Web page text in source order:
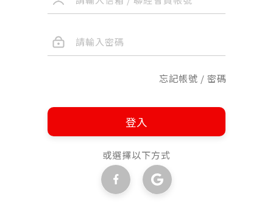
忘記帳號 / 密碼
登入
或選擇以下方式